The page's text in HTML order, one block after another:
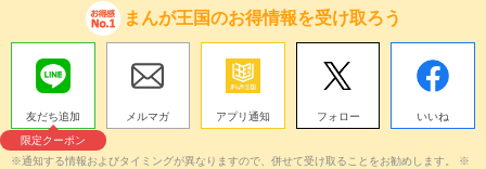
まんが王国のお得情報を受け取ろう
友だち追加
限定クーポン
メルマガ アプリ通知 フォロー いいね
※通知する情報およびタイミングが異なりますので、併せて受け取ることをお勧めします。 ※